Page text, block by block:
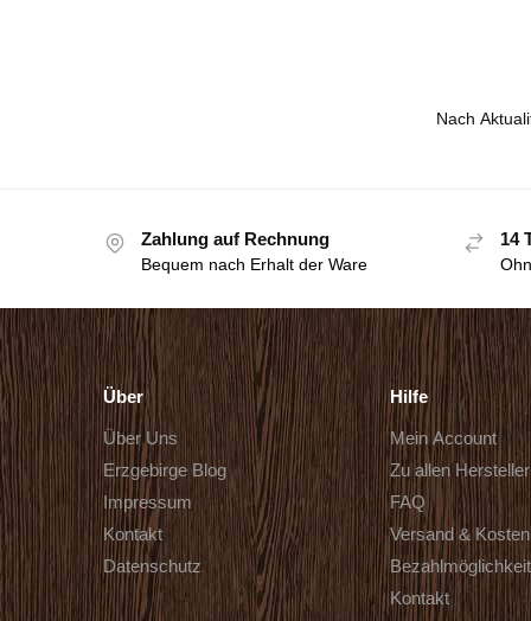
Zahlung auf Rechnung
Bequem nach Erhalt der Ware
14
Über
Über Uns
Erzgebirge Blog
Impressum
Kontakt
Datenschutz
Hilfe
Mein Account
Zu allen
FAQ
Versand & Kosten
Kontakt